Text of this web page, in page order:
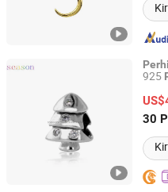
925
30
Hongkong Season Jewelry
Guangdong, China